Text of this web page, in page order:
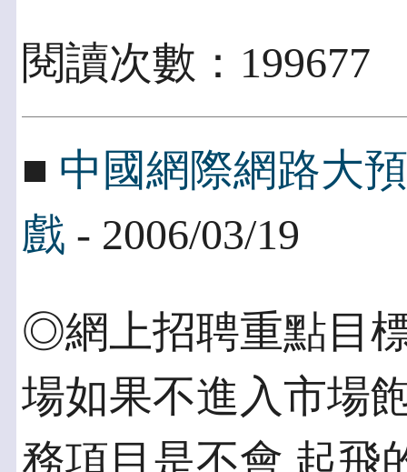
閱讀次數：
■ 中國網際網路大
戲 - 2006/03/19
◎網上招聘重點目
場如果不進入市場
務項目是不會 起飛